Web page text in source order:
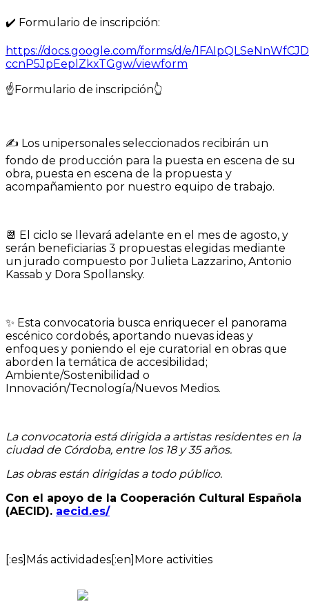
✔️ Formulario de inscripción:
https://docs.google.com/forms/d/e/
ccnP5JpEeplZkxTGgw/viewform
☝Formulario de inscripción👆
✍ Los unipersonales seleccionados recibirán un
fondo de producción para la puesta en escena de su
obra, puesta en escena de la propuesta y
acompañamiento por nuestro equipo de trabajo.
📆 El ciclo se llevará adelante en el mes de agosto, y
serán beneficiarias 3 propuestas elegidas mediante
un jurado compuesto por Julieta Lazzarino, Antonio
Kassab y Dora Spollansky.
✨ Esta convocatoria busca enriquecer el panorama
escénico cordobés, aportando nuevas ideas y
enfoques y poniendo el eje curatorial en obras que
aborden la temática de accesibilidad;
Ambiente/Sostenibilidad o
Innovación/Tecnología/Nuevos Medios.
La convocatoria está dirigida a artistas residentes en la
ciudad de Córdoba, entre los 18 y 35 años.
Las obras están dirigidas a todo público.
Con el apoyo de la Cooperación Cultural Española
(AECID). aecid.es/
[:es]Más actividades[:en]More activities